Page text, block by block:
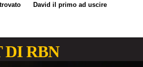
David il primo ad uscire
DI RBN